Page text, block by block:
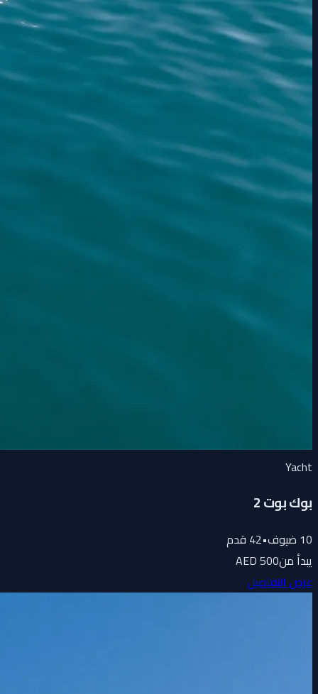
Yacht
بوك بوت 2
10ضيوف•
42قدم
يبدأ من500 AED
عرض التفاصيل